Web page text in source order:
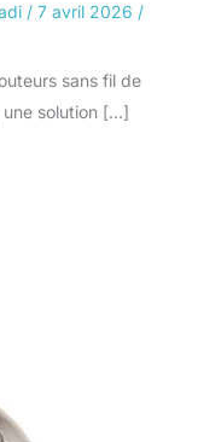
/ 7 avril 2026 /
sans fil de
une solution […]